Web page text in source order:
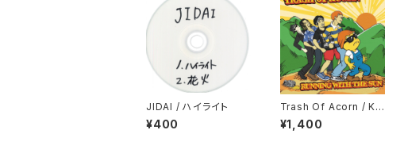
JIDAI / ハイライト
¥400
Trash Of Acorn / Ke
ep on Running
¥1,400